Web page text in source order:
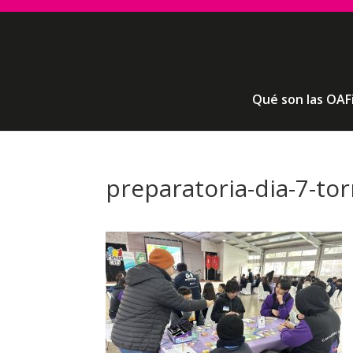
Qué son las
preparatoria-dia-7-